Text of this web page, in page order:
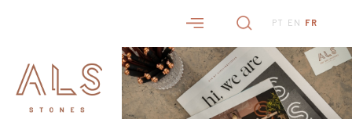
PT EN FR